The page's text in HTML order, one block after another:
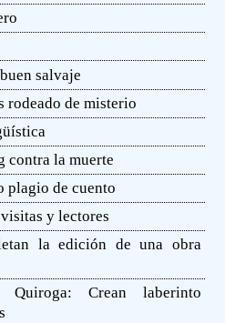
salvaje
rodeado de misterio
contra la muerte
plagio de cuento
y lectores
la edición de una obra
Quiroga: Crean laberinto